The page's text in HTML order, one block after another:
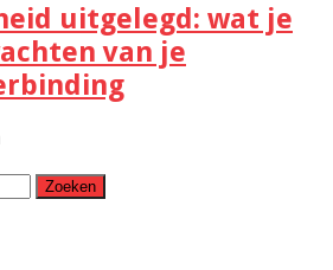
uitgelegd: wat je
van je